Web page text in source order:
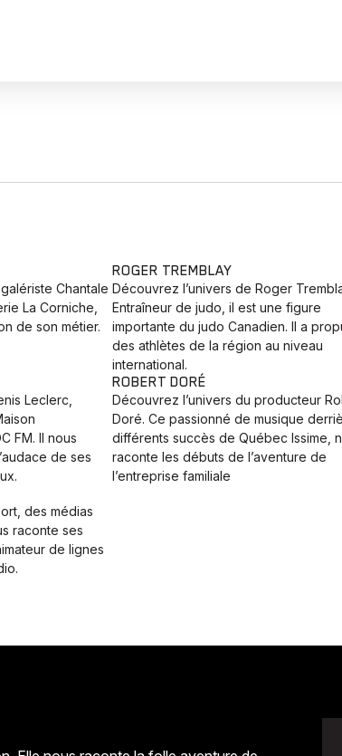
Chantale
La Corniche,
de son métier.
ROGER TREMBLAY
Découvrez l’univers de Roger
Entraîneur de judo, il est une figure
importante du judo Canadien. Il a
des athlètes de la région au niveau
international.
Leclerc,
FM. Il nous
de ses
ROBERT DORÉ
Découvrez l’univers du producteur
Doré. Ce passionné de musique
différents succès de Québec Issime,
raconte les débuts de l’aventure de
l’entreprise familiale
des médias
raconte ses
de lignes